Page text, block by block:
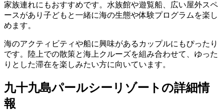
家族連れにもおすすめです。水族館や遊覧船、広い屋外スペ
ースがあり子どもと一緒に海の生態や体験プログラムを楽し
めます。
海のアクティビティや船に興味があるカップルにもぴったり
です。陸上での散策と海上クルーズを組み合わせて、ゆった
りとした滞在を楽しみたい方に向いています。
九十九島パールシーリゾートの詳細情
報